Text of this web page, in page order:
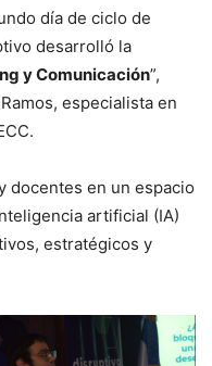
día de ciclo de
desarrolló la
y Comunicación”,
especialista en
docentes en un espacio
artificial (IA)
estratégicos y